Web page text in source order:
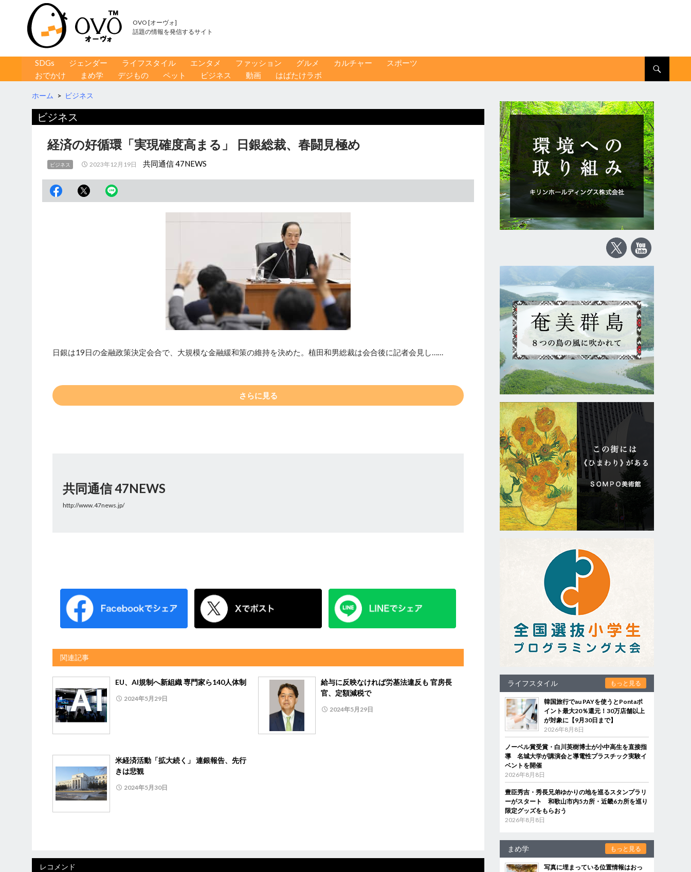
OVO [オーヴォ]
話題の情報を発信するサイト
コンテンツへ移動
SDGs ジェンダー ライフスタイル エンタメ ファッション グルメ カルチャー
スポーツ
おでかけ
まめ学 デジもの ペット ビジネス 動画 はばたけラボ
ホーム > ビジネス
ビジネス
経済の好循環「実現確度高まる」 日銀総裁、春闘見極め
ビジネス 2023年12月19日 共同通信 47NEWS
日銀は19日の金融政策決定会合で、大規模な金融緩和策の維持を決めた。植田和男総裁は会合後に記者会見し……
さらに見る
共同通信 47NEWS
http://www.47news.jp/
関連記事
EU、AI規制へ新組織 専門家ら140人体制
2024年5月29日
給与に反映なければ労基法違反も 官房長
官、定額減税で
2024年5月29日
米経済活動「拡大続く」 連銀報告、先行
きは悲観
2024年5月30日
レコメンド
ライフスタイル もっと見る
韓国旅行でau PAYを使うとPontaポ
イント最大20％還元！30万店舗以上
が対象に【9月30日まで】
2026年8月8日
ノーベル賞受賞・白川英樹博士が小中高生を直接指
導 名城大学が講演会と導電性プラスチック実験イ
ベントを開催
2026年8月8日
豊臣秀吉・秀長兄弟ゆかりの地を巡るスタンプラリ
ーがスタート 和歌山市内5カ所・近畿6カ所を巡り
限定グッズをもらおう
2026年8月8日
まめ学 もっと見る
写真に埋まっている位置情報はおっ